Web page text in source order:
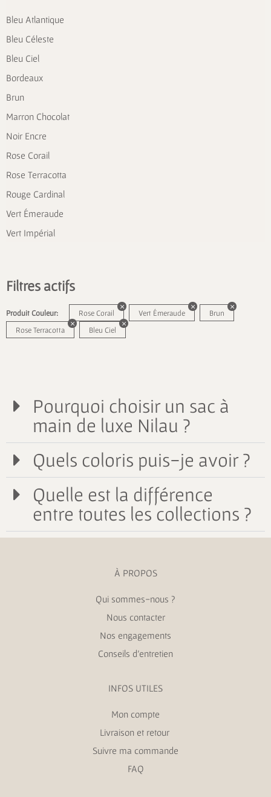
Bleu Atlantique
Bleu Céleste
Bleu Ciel
Bordeaux
Brun
Marron Chocolat
Noir Encre
Rose Corail
Rose Terracotta
Rouge Cardinal
Vert Émeraude
Vert Impérial
Filtres actifs
Produit Couleur: Rose Corail Vert Émeraude
Brun
Rose Terracotta
Bleu Ciel
Pourquoi choisir un sac à
main de luxe Nilau ?
Quels coloris puis-je avoir ?
Quelle est la différence
entre toutes les collections ?
À PROPOS
Qui sommes-nous ?
Nous contacter
Nos engagements
Conseils d’entretien
INFOS UTILES
Mon compte
Livraison et retour
Suivre ma commande
FAQ